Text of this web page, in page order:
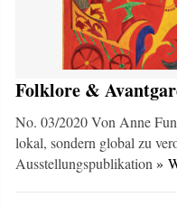
Folklore &
No. 03/2020 Von Anne
lokal, sondern global zu
Ausstellungspublikation»